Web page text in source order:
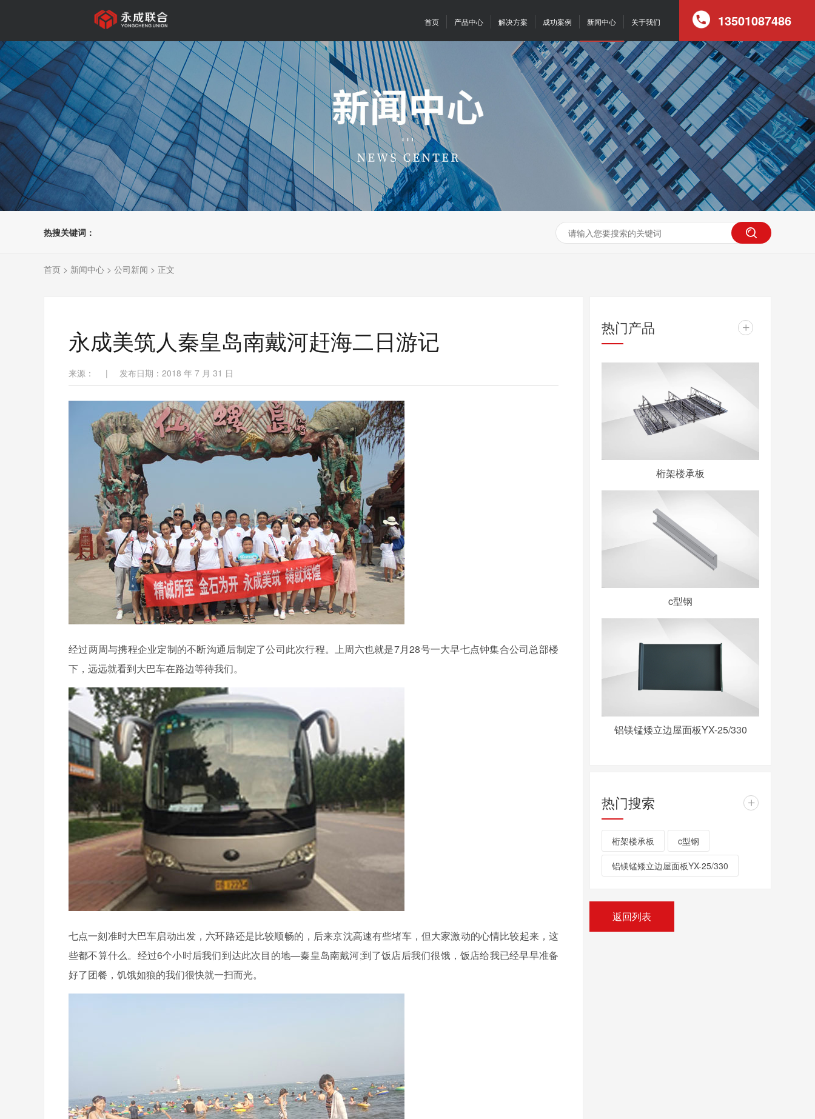
13501087486
首页 产品中心 解决方案 成功案例 新闻中心 关于我们
热搜关键词：
首页 > 新闻中心 > 公司新闻 > 正文
永成美筑人秦皇岛南戴河赶海二日游记
来源： | 发布日期：2018 年 7 月 31 日
经过两周与携程企业定制的不断沟通后制定了公司此次行程。上周六也就是7月28号一大早七点钟集合公司总部楼
下，远远就看到大巴车在路边等待我们。
七点一刻准时大巴车启动出发，六环路还是比较顺畅的，后来京沈高速有些堵车，但大家激动的心情比较起来，这
些都不算什么。经过6个小时后我们到达此次目的地—秦皇岛南戴河;到了饭店后我们很饿，饭店给我已经早早准备
好了团餐，饥饿如狼的我们很快就一扫而光。
热门产品 +
桁架楼承板
c型钢
铝镁锰矮立边屋面板YX-25/330
热门搜索 +
桁架楼承板 c型钢
铝镁锰矮立边屋面板YX-25/330
返回列表